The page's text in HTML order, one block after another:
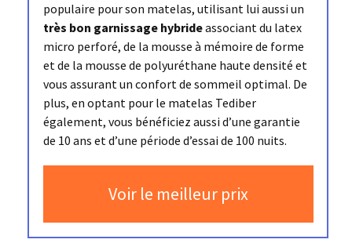
populaire pour son matelas, utilisant lui aussi un
très bon garnissage hybrideassociant du latex
micro perforé, de la mousse à mémoire de forme
et de la mousse de polyuréthane haute densité et
vous assurant un confort de sommeil optimal. De
plus, en optant pour le matelas Tediber
également, vous bénéficiez aussi d’une garantie
de 10 ans et d’une période d’essai de 100 nuits.
Voir le meilleur prix